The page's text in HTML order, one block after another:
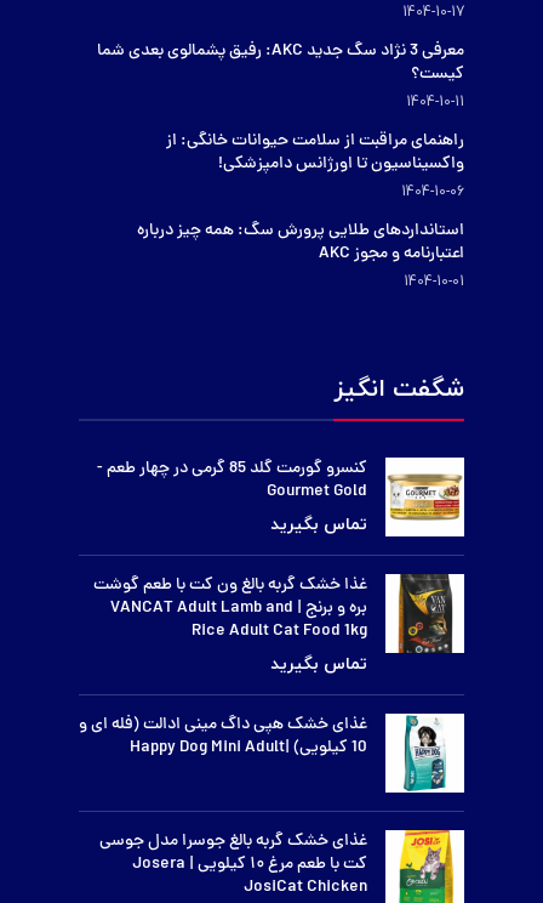
1404-10-17
معرفی 3 نژاد سگ جدید AKC: رفیق پشمالوی بعدی شما
کیست؟
1404-10-11
راهنمای مراقبت از سلامت حیوانات خانگی: از
واکسیناسیون تا اورژانس دامپزشکی!
1404-10-06
استانداردهای طلایی پرورش سگ: همه چیز درباره
اعتبارنامه و مجوز AKC
1404-10-01
شگفت انگیز
کنسرو گورمت گلد 85 گرمی در چهار طعم -
Gourmet Gold
غذا خشک گربه بالغ ون کت با طعم گوشت
بره و برنج | VANCAT Adult Lamb and
Rice Adult Cat Food 1kg
غذای خشک هپی داگ مینی ادالت (فله ای و
10 کیلویی) |Happy Dog Mini Adult
غذای خشک گربه بالغ جوسرا مدل جوسی
کت با طعم مرغ ۱۰ کیلویی | Josera
JosiCat Chicken